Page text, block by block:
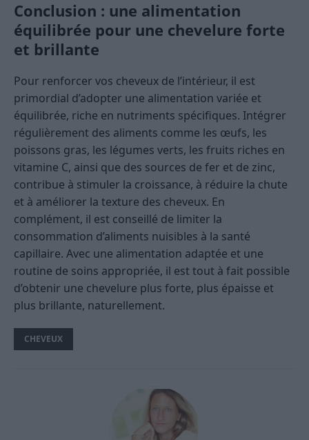
Conclusion : une alimentation
équilibrée pour une chevelure forte
et brillante
Pour renforcer vos cheveux de l’intérieur, il est
primordial d’adopter une alimentation variée et
équilibrée, riche en nutriments spécifiques. Intégrer
régulièrement des aliments comme les œufs, les
poissons gras, les légumes verts, les fruits riches en
vitamine C, ainsi que des sources de fer et de zinc,
contribue à stimuler la croissance, à réduire la chute
et à améliorer la texture des cheveux. En
complément, il est conseillé de limiter la
consommation d’aliments nuisibles à la santé
capillaire. Avec une alimentation adaptée et une
routine de soins appropriée, il est tout à fait possible
d’obtenir une chevelure plus forte, plus épaisse et
plus brillante, naturellement.
CHEVEUX